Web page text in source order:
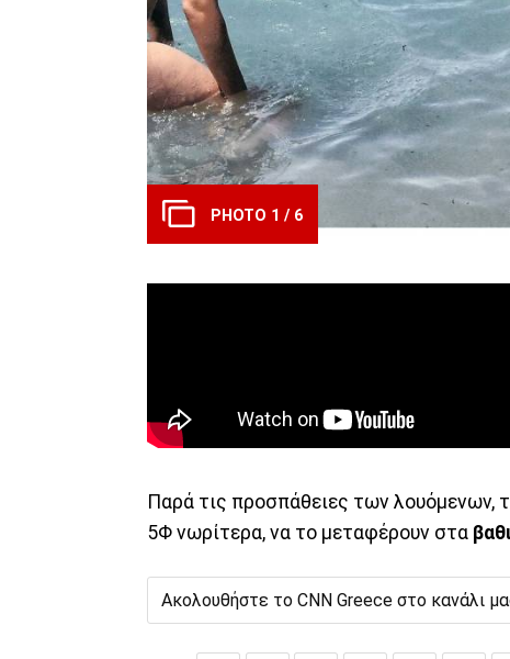
PHOTO 1 / 6
Παρά τις προσπάθειες των λουόμενων,
5Φ νωρίτερα, να το μεταφέρουν στα
Ακολουθήστε το CNN Greece στο κανάλι